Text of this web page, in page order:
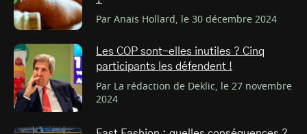
Par Anaïs Hollard, le 30 décembre 2024
Les COP sont-elles inutiles ? Cinq
participants les défendent !
Par La rédaction de Deklic, le 27 novembre
2024